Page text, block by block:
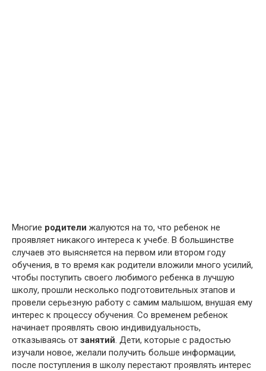
Многие родители жалуются на то, что ребенок не
проявляет никакого интереса к учебе. В большинстве
случаев это выясняется на первом или втором году
обучения, в то время как родители вложили много усилий,
чтобы поступить своего любимого ребенка в лучшую
школу, прошли несколько подготовительных этапов и
провели серьезную работу с самим малышом, внушая ему
интерес к процессу обучения. Со временем ребенок
начинает проявлять свою индивидуальность,
отказываясь от занятий. Дети, которые с радостью
изучали новое, желали получить больше информации,
после поступления в школу перестают проявлять интерес